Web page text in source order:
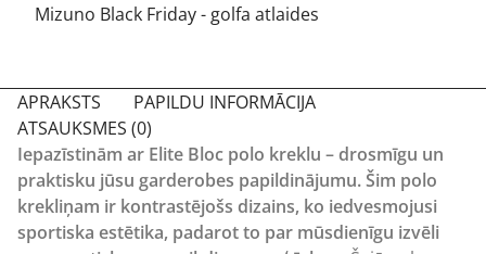
Mizuno Black Friday - golfa atlaides
APRAKSTS
PAPILDU INFORMĀCIJA
ATSAUKSMES (0)
Iepazīstinām ar Elite Bloc polo kreklu – drosmīgu un
praktisku jūsu garderobes papildinājumu. Šim polo
krekliņam ir kontrastējošs dizains, ko iedvesmojusi
sportiska estētika, padarot to par mūsdienīgu izvēli